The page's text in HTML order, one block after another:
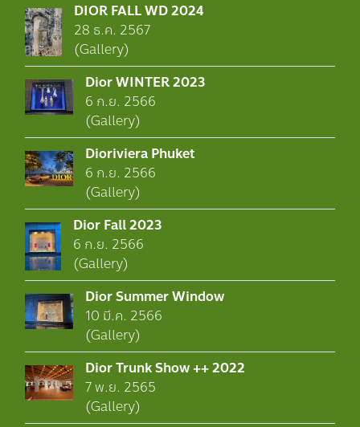
DIOR FALL WD 2024
28 ธ.ค. 2567
(Gallery)
Dior WINTER 2023
6 ก.ย. 2566
(Gallery)
Dioriviera Phuket
6 ก.ย. 2566
(Gallery)
Dior Fall 2023
6 ก.ย. 2566
(Gallery)
Dior Summer Window
10 มี.ค. 2566
(Gallery)
Dior Trunk Show ++ 2022
7 พ.ย. 2565
(Gallery)